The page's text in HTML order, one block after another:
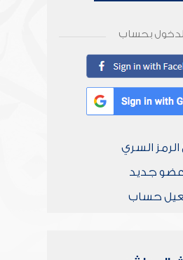
الدخول بحساب
السري
جديد
حساب